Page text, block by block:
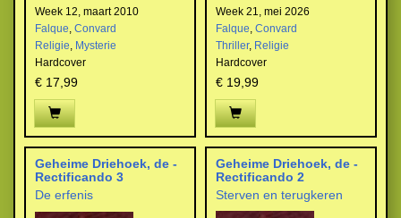
Week 12, maart 2010
Falque, Convard
Religie, Mysterie
Hardcover
€ 17,99
Week 21, mei 2026
Falque, Convard
Thriller, Religie
Hardcover
€ 19,99
Geheime Driehoek, de -
Rectificando 3
De erfenis
Geheime Driehoek, de -
Rectificando 2
Sterven en terugkeren